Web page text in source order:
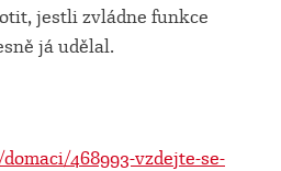
jestli zvládne funkce
já udělal.
468993-vzdejte-se-